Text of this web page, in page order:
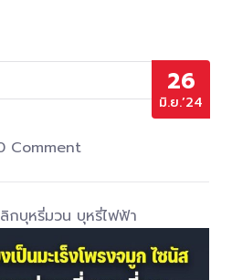
26
มิ.ย.’24
Comment
กบุหรี่มวน บุหรี่ไฟฟ้า